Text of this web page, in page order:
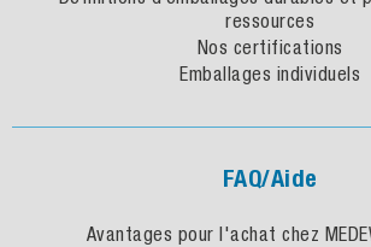
ressources
Nos certifications
Emballages individuels
FAQ/Aide
Avantages pour l'achat chez